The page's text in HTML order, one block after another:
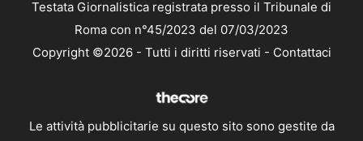
Testata Giornalistica registrata presso il Tribunale di
Roma con n°45/2023 del 07/03/2023
Copyright ©2026 - Tutti i diritti riservati - Contattaci
Le attività pubblicitarie su questo sito sono gestite da